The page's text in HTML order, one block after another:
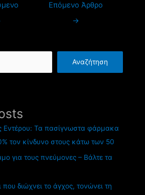
Επόμενο Άρθρο
→
Αναζήτηση
Εντέρου: Τα πασίγνωστα φάρμακα
τον κίνδυνο στους κάτω των 50
για τους πνεύμονες – Βάλτε τα
που διώχνει το άγχος, τονώνει τη